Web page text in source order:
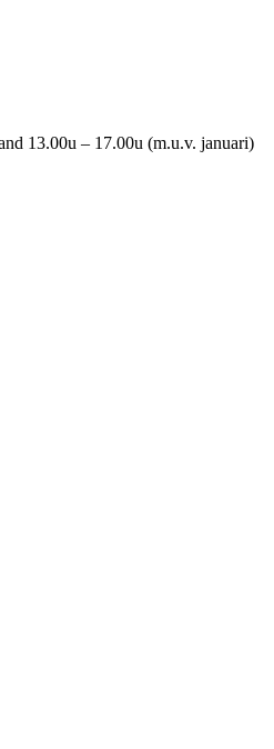
13.00u – 17.00u (m.u.v. januari)